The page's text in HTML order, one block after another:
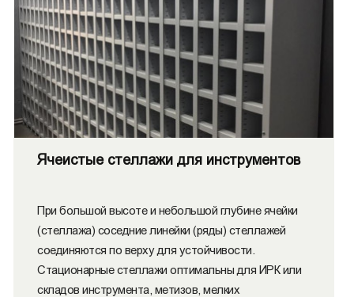
Ячеистые стеллажи для инструментов
При большой высоте и небольшой глубине ячейки
(стеллажа) соседние линейки (ряды) стеллажей
соединяются по верху для устойчивости.
Стационарные стеллажи оптимальны для ИРК или
складов инструмента, метизов, мелких